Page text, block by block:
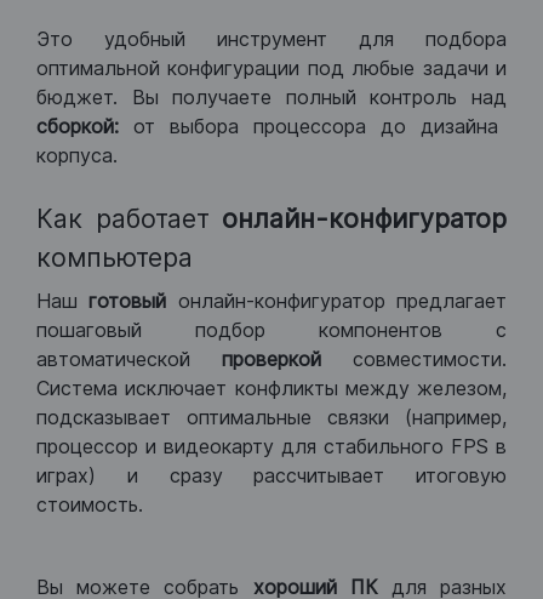
Это удобный инструмент для подбора
оптимальной конфигурации под любые задачи и
бюджет. Вы получаете полный контроль над
сборкой: от выбора процессора до дизайна
корпуса.
Как работает онлайн-конфигуратор
компьютера
Нашготовый онлайн-конфигуратор предлагает
пошаговый подбор компонентов с
автоматической проверкой совместимости.
Система исключает конфликты между железом,
подсказывает оптимальные связки (например,
процессор и видеокарту для стабильного FPS в
играх) и сразу рассчитывает итоговую
стоимость.
Вы можете собрать хороший ПКдля разных